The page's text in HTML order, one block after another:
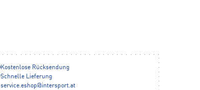
Kostenlose Rücksendung
Schnelle Lieferung
service.eshop@ intersport.at